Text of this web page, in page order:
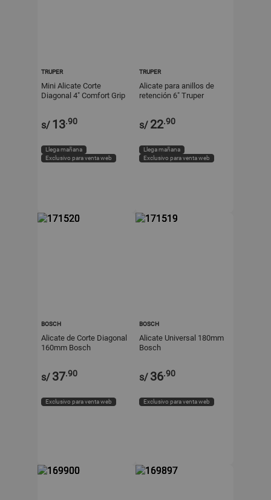
TRUPER
Mini Alicate Corte
Diagonal 4" Comfort Grip
s/ 13.90
Llega mañana
Exclusivo para venta web
TRUPER
Alicate para anillos de
retención 6" Truper
s/ 22.90
Llega mañana
Exclusivo para venta web
BOSCH
Alicate de Corte Diagonal
160mm Bosch
s/ 37.90
Exclusivo para venta web
BOSCH
Alicate Universal 180mm
Bosch
s/ 36.90
Exclusivo para venta web